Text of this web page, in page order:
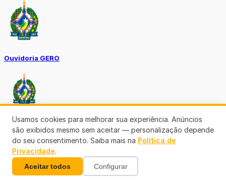
Ouvidoria GERO
Diário Oficial ALE
Usamos cookies para melhorar sua experiência. Anúncios
são exibidos mesmo sem aceitar — personalização depende
do seu consentimento. Saiba mais na Política de
Privacidade.
Aceitar todos Configurar